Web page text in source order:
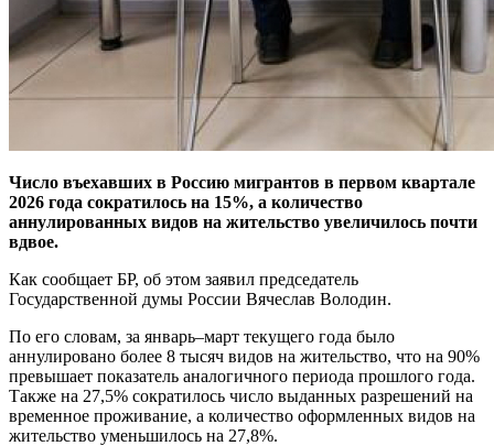
Число въехавших в Россию мигрантов в первом квартале
2026 года сократилось на 15%, а количество
аннулированных видов на жительство увеличилось почти
вдвое.
Как сообщает БР, об этом заявил председатель
Государственной думы России Вячеслав Володин.
По его словам, за январь–март текущего года было
аннулировано более 8 тысяч видов на жительство, что на 90%
превышает показатель аналогичного периода прошлого года.
Также на 27,5% сократилось число выданных разрешений на
временное проживание, а количество оформленных видов на
жительство уменьшилось на 27,8%.